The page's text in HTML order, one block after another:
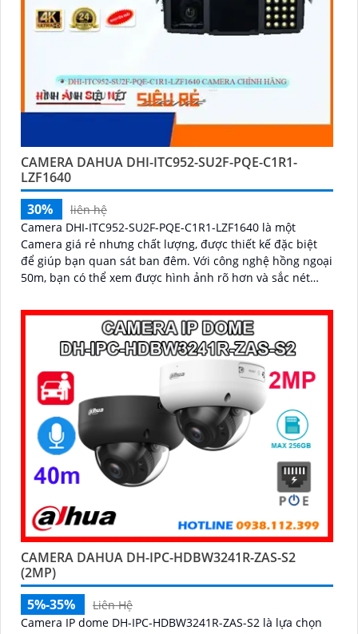
CAMERA DAHUA DHI-ITC952-SU2F-PQE-C1R1-
LZF1640
30%
liên hệ
Camera DHI-ITC952-SU2F-PQE-C1R1-LZF1640 là một
Camera giá rẻ nhưng chất lượng, được thiết kế đặc biệt
để giúp bạn quan sát ban đêm. Với công nghệ hồng ngoại
50m, bạn có thể xem được hình ảnh rõ hơn và sắc nét
CAMERA DAHUA DH-IPC-HDBW3241R-ZAS-S2
(2MP)
5%-35%
Liên Hệ
Camera IP dome DH-IPC-HDBW3241R-ZAS-S2 là lựa chọn